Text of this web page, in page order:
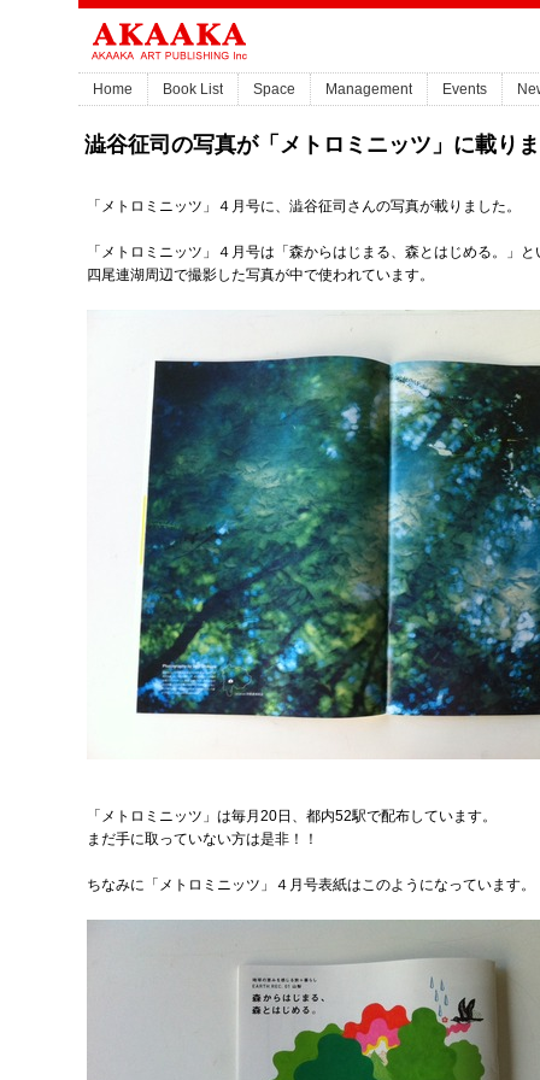
Home Book List Space Management Events
澁谷征司の写真が「メトロミニッツ」に載り
「メトロミニッツ」４月号に、澁谷征司さんの写真が載りました。
「メトロミニッツ」４月号は「森からはじまる、森とはじめる。」
四尾連湖周辺で撮影した写真が中で使われています。
「メトロミニッツ」は毎月20日、都内52駅で配布しています。
まだ手に取っていない方は是非！！
ちなみに「メトロミニッツ」４月号表紙はこのようになっています。